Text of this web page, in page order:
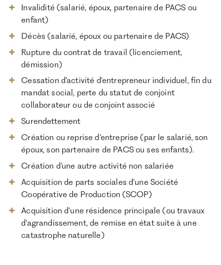
Invalidité (salarié, époux, partenaire de PACS ou
enfant)
Décès (salarié, époux ou partenaire de PACS)
Rupture du contrat de travail (licenciement,
démission)
Cessation d’activité d'entrepreneur individuel, fin du
mandat social, perte du statut de conjoint
collaborateur ou de conjoint associé
Surendettement
Création ou reprise d'entreprise (par le salarié, son
époux, son partenaire de PACS ou ses enfants).
Création d’une autre activité non salariée
Acquisition de parts sociales d'une Société
Coopérative de Production (SCOP)
Acquisition d'une résidence principale (ou travaux
d'agrandissement, de remise en état suite à une
catastrophe naturelle)